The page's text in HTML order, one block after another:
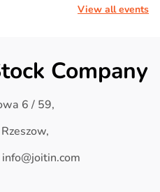
View all events
Company
6 / 59,